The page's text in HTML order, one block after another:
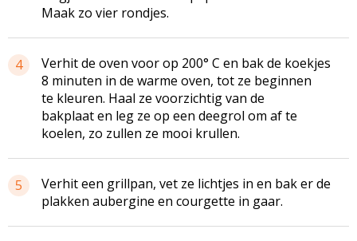
Maak zo vier rondjes.
4
Verhit de oven voor op 200° C en bak de koekjes
8 minuten in de warme oven, tot ze beginnen
te kleuren. Haal ze voorzichtig van de
bakplaat en leg ze op een deegrol om af te
koelen, zo zullen ze mooi krullen.
5
Verhit een grillpan, vet ze lichtjes in en bak er de
plakken aubergine en courgette in gaar.